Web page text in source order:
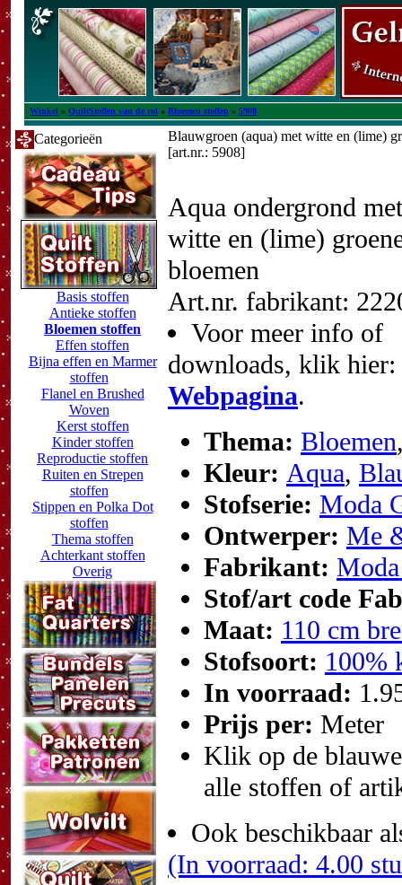
Winkel » QuiltStoffen van de rol » Bloemen stoffen » 5908
Categorieën
Basis stoffen
Antieke stoffen
Bloemen stoffen
Effen stoffen
Bijna effen en Marmer
stoffen
Flanel en Brushed
Woven
Kerst stoffen
Kinder stoffen
Reproductie stoffen
Ruiten en Strepen
stoffen
Stippen en Polka Dot
stoffen
Thema stoffen
Achterkant stoffen
Overig
Blauwgroen (aqua) met witte en (lime)
[art.nr.: 5908]
Aqua ondergrond met
witte en (lime)
bloemen
Art.nr. fabrikant:
Voor meer info of
downloads, klik hier:
Webpagina.
Thema: Bloemen
Kleur: Aqua,
Stofserie: Moda
Ontwerper: Me
Fabrikant:
Stof/art code
Maat: 110 cm
Stofsoort: 100%
In voorraad:
Prijs per: Meter
Klik op de
alle stoffen of
Ook beschikbaar
(In voorraad: 4.00